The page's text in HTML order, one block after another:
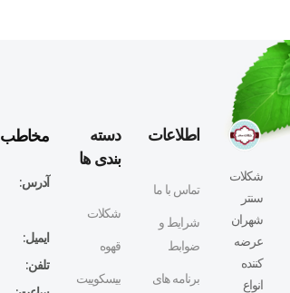
شکلات
سنتر
شهران
عرضه
کننده
انواع
اطلاعات
تماس با ما
شرایط و
ضوابط
برنامه های
دسته
بندی ها
شکلات
قهوه
بیسکوییت
مخاطب
آدرس:
ایمیل:
تلفن: